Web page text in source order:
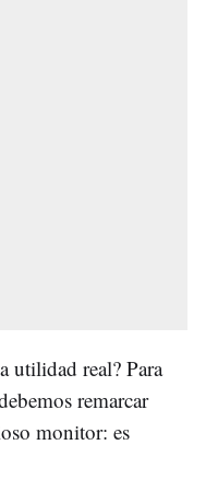
utilidad real? Para
remarcar
monitor: es